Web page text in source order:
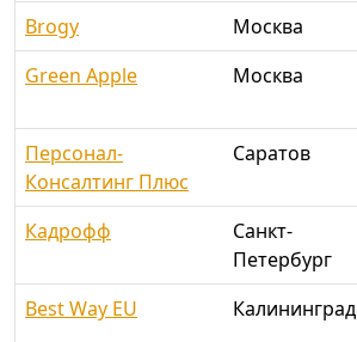
Brogy Москва
Green Apple
Москва
Персонал-
Консалтинг Плюс
Саратов
Кадрофф
Санкт-
Петербург
Best Way EU Калининград